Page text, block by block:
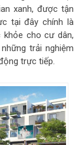
xanh, được tận
tại đây chính là
cho cư dân,
trải nghiệm
trực tiếp.